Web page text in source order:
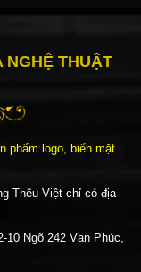
NGHỆ THUẬT
phẩm logo, biển mặt
Thêu Việt chỉ có địa
10 Ngõ 242 Vạn Phúc,